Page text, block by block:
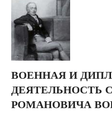
ВОЕННАЯ И
ДЕЯТЕЛЬНОСТЬ
РОМАНОВИЧА